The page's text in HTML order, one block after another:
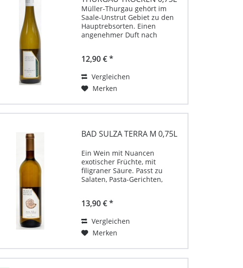
Müller-Thurgau gehört im
Saale-Unstrut Gebiet zu den
Hauptrebsorten. Einen
angenehmer Duft nach
und verwöhnt den Gaumen
von saftiger Birne und...
12,90 € *
Vergleichen
Merken
BAD SULZA TERRA M 0,75L
Ein Wein mit Nuancen
exotischer Früchte, mit
filigraner Säure. Passt zu
Salaten, Pasta-Gerichten,
M von Weingut Bad Sulza 0,75l
Thüringer Weingut Bad Sulza
GmbH,...
13,90 € *
Vergleichen
Merken